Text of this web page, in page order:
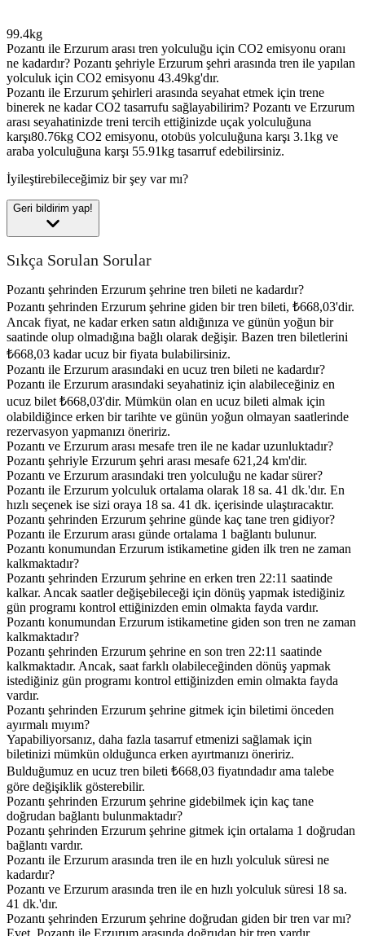
99.4kg
Pozantı ile Erzurum arası tren yolculuğu için CO2 emisyonu oranı
ne kadardır? Pozantı şehriyle Erzurum şehri arasında tren ile yapılan
yolculuk için CO2 emisyonu 43.49kg'dır.
Pozantı ile Erzurum şehirleri arasında seyahat etmek için trene
binerek ne kadar CO2 tasarrufu sağlayabilirim? Pozantı ve Erzurum
arası seyahatinizde treni tercih ettiğinizde uçak yolculuğuna
karşı80.76kg CO2 emisyonu, otobüs yolculuğuna karşı 3.1kg ve
araba yolculuğuna karşı 55.91kg tasarruf edebilirsiniz.
İyileştirebileceğimiz bir şey var mı?
Geri bildirim yap!
Sıkça Sorulan Sorular
Pozantı şehrinden Erzurum şehrine tren bileti ne kadardır?
Pozantı şehrinden Erzurum şehrine giden bir tren bileti, ₺668,03'dir.
Ancak fiyat, ne kadar erken satın aldığınıza ve günün yoğun bir
saatinde olup olmadığına bağlı olarak değişir. Bazen tren biletlerini
₺668,03 kadar ucuz bir fiyata bulabilirsiniz.
Pozantı ile Erzurum arasındaki en ucuz tren bileti ne kadardır?
Pozantı ile Erzurum arasındaki seyahatiniz için alabileceğiniz en
ucuz bilet ₺668,03'dir. Mümkün olan en ucuz bileti almak için
olabildiğince erken bir tarihte ve günün yoğun olmayan saatlerinde
rezervasyon yapmanızı öneririz.
Pozantı ve Erzurum arası mesafe tren ile ne kadar uzunluktadır?
Pozantı şehriyle Erzurum şehri arası mesafe 621,24 km'dir.
Pozantı ve Erzurum arasındaki tren yolculuğu ne kadar sürer?
Pozantı ile Erzurum yolculuk ortalama olarak 18 sa. 41 dk.'dır. En
hızlı seçenek ise sizi oraya 18 sa. 41 dk. içerisinde ulaştıracaktır.
Pozantı şehrinden Erzurum şehrine günde kaç tane tren gidiyor?
Pozantı ile Erzurum arası günde ortalama 1 bağlantı bulunur.
Pozantı konumundan Erzurum istikametine giden ilk tren ne zaman
kalkmaktadır?
Pozantı şehrinden Erzurum şehrine en erken tren 22:11 saatinde
kalkar. Ancak saatler değişebileceği için dönüş yapmak istediğiniz
gün programı kontrol ettiğinizden emin olmakta fayda vardır.
Pozantı konumundan Erzurum istikametine giden son tren ne zaman
kalkmaktadır?
Pozantı şehrinden Erzurum şehrine en son tren 22:11 saatinde
kalkmaktadır. Ancak, saat farklı olabileceğinden dönüş yapmak
istediğiniz gün programı kontrol ettiğinizden emin olmakta fayda
vardır.
Pozantı şehrinden Erzurum şehrine gitmek için biletimi önceden
ayırmalı mıyım?
Yapabiliyorsanız, daha fazla tasarruf etmenizi sağlamak için
biletinizi mümkün olduğunca erken ayırtmanızı öneririz.
Bulduğumuz en ucuz tren bileti ₺668,03 fiyatındadır ama talebe
göre değişiklik gösterebilir.
Pozantı şehrinden Erzurum şehrine gidebilmek için kaç tane
doğrudan bağlantı bulunmaktadır?
Pozantı şehrinden Erzurum şehrine gitmek için ortalama 1 doğrudan
bağlantı vardır.
Pozantı ile Erzurum arasında tren ile en hızlı yolculuk süresi ne
kadardır?
Pozantı ve Erzurum arasında tren ile en hızlı yolculuk süresi 18 sa.
41 dk.'dır.
Pozantı şehrinden Erzurum şehrine doğrudan giden bir tren var mı?